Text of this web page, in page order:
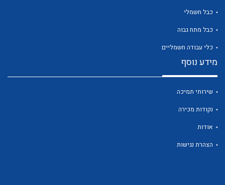
כבל חשמלי
כבל מתח גבוה
כלי עבודה חשמליים
מידע נוסף
שירותי תמיכה
נקודות מכירה
אודות
הצהרת נגישות